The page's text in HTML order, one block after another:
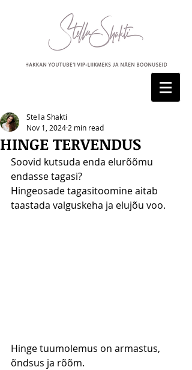
HINGE TERVENDUS
Stella Shakti
Nov 1, 2024 2 min read
Soovid kutsuda enda elurõõmu
endasse tagasi?
Hingeosade tagasitoomine aitab
taastada valguskeha ja elujõu voo.
Hinge tuumolemus on armastus,
õndsus ja rõõm.